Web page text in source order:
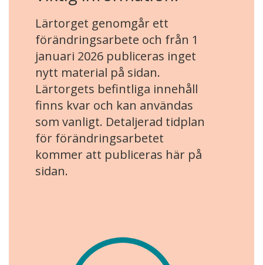
Lärtorget genomgår ett
förändringsarbete och från 1
januari 2026 publiceras inget
nytt material på sidan.
Lärtorgets befintliga innehåll
finns kvar och kan användas
som vanligt. Detaljerad tidplan
för förändringsarbetet
kommer att publiceras här på
sidan.